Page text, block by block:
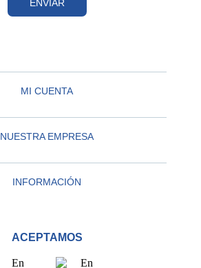
ENVIAR
MI CUENTA
NUESTRA EMPRESA
INFORMACIÓN
ACEPTAMOS